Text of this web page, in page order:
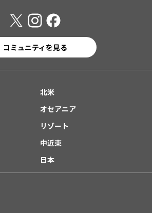
コミュニティを見る
北米
オセアニア
リゾート
中近東
日本